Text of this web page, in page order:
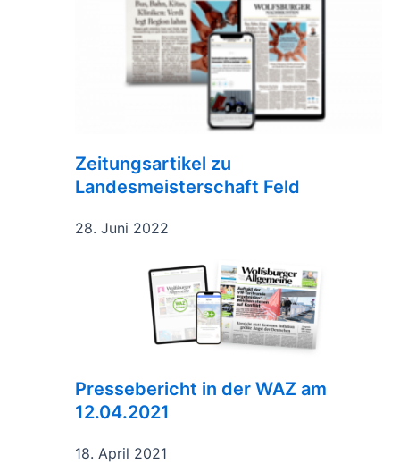
Zeitungsartikel zu
Landesmeisterschaft Feld
28. Juni 2022
Pressebericht in der WAZ am
12.04.2021
18. April 2021